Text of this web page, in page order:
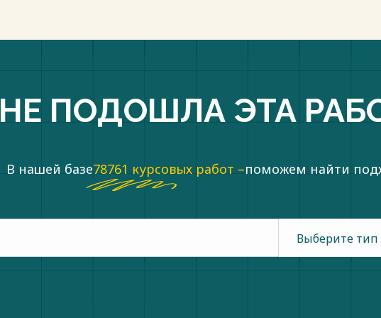
НЕ ПОДОШЛА ЭТА
В нашей базе78761 курсовых работ –поможем найти
Выберите тип